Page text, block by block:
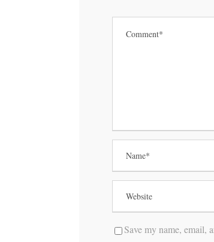
Save my name, email,